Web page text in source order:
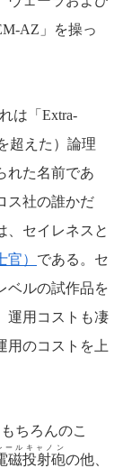
AZ」を操っ
は「Extra-
超えた）論理
れた名前であ
ス社の誰かだ
、セイレネスと
） である。セ
ベルの試作品を
運用コストも凄
用のコストを上
ちろんのこ
磁投射砲
ールキャノン
の他、